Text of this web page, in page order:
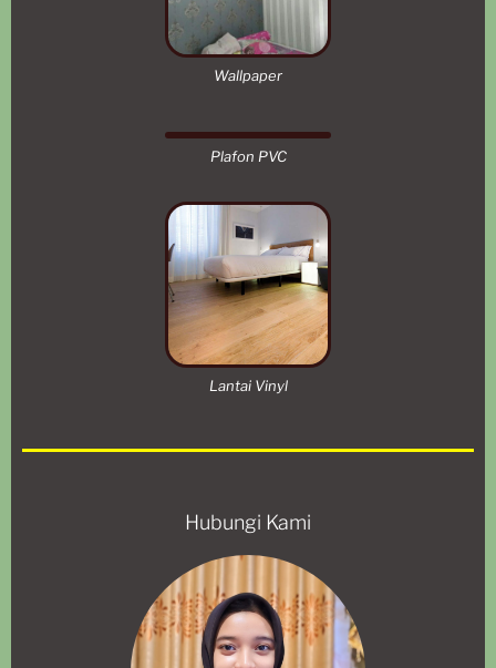
Wallpaper
Plafon PVC
Lantai Vinyl
Hubungi Kami